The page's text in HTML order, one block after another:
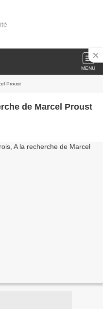
MENU
Proust
de Marcel Proust